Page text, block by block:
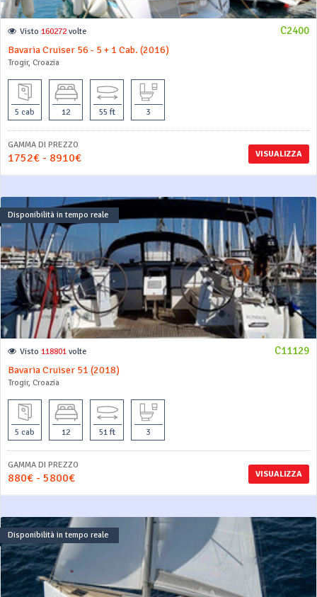
C2400
Visto 160272 volte
Bavaria Cruiser 56 - 5 + 1 Cab. (2016)
Trogir, Croazia
5 cab 12 55 ft 3
VISUALIZZA
GAMMA DI PREZZO
1752€ - 8910€
Disponibilità in tempo reale
C11129
Visto 118801 volte
Bavaria Cruiser 51 (2018)
Trogir, Croazia
5 cab 12 51 ft 3
VISUALIZZA
GAMMA DI PREZZO
880€ - 5800€
Disponibilità in tempo reale